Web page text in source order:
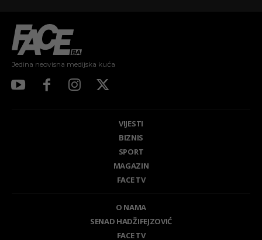
Jedina neovisna medijska kuća
VIJESTI
BIZNIS
SPORT
MAGAZIN
FACE TV
O NAMA
SENAD HADŽIFEJZOVIĆ
FACE TV